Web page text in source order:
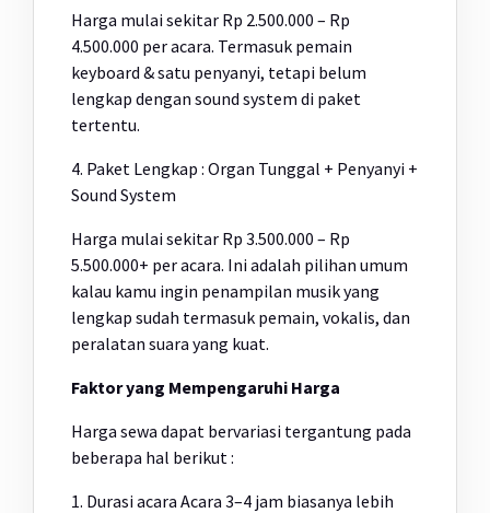
Harga mulai sekitar Rp 2.500.000 – Rp
4.500.000 per acara. Termasuk pemain
keyboard & satu penyanyi, tetapi belum
lengkap dengan sound system di paket
tertentu.
4. Paket Lengkap : Organ Tunggal + Penyanyi +
Sound System
Harga mulai sekitar Rp 3.500.000 – Rp
5.500.000+ per acara. Ini adalah pilihan umum
kalau kamu ingin penampilan musik yang
lengkap sudah termasuk pemain, vokalis, dan
peralatan suara yang kuat.
Faktor yang Mempengaruhi Harga
Harga sewa dapat bervariasi tergantung pada
beberapa hal berikut :
1. Durasi acara Acara 3–4 jam biasanya lebih